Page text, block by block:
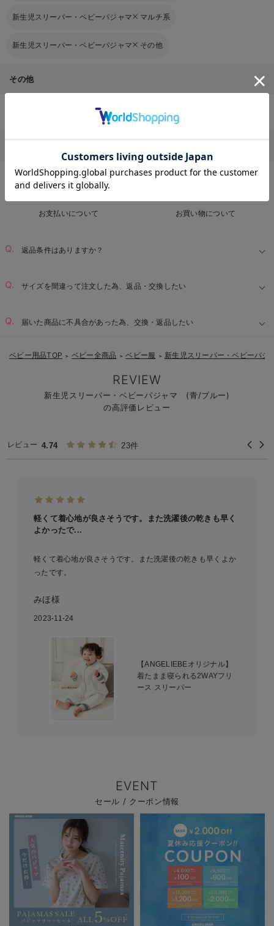
新生児スリーパー・ベビーパジャマ マルチ系
新生児スリーパー・ベビーパジャマ その他
その他
ベビー服・新生児服・ベビー用品のTOPページはこちら
返品交換について
キャンセルについて
お支払いについて
お買い物について
返品条件はありますか？
サイズを間違って注文した為、返品・交換したい
届いた商品に不具合があった為、交換・返品したい
お気に入り商品を確認する
ベビー用品TOP ＞ ベビー全商品 ＞ ベビー服 ＞ 新生児スリーパー・ベビーパジ
REVIEW
新生児スリーパー・ベビーパジャマ (青/ブルー)
の高評価レビュー
レビュー 4.74 23件
軽くて着心地が良さそうです。また洗濯後の乾きも早く
よかったで...
軽くて着心地が良さそうです。また洗濯後の乾きも早くよか
ったです。
みほ様
2023-11-24
【ANGELIEBEオリジナル】
着たまま寝られる2WAYフリ
ース スリーパー
EVENT
セール / クーポン情報